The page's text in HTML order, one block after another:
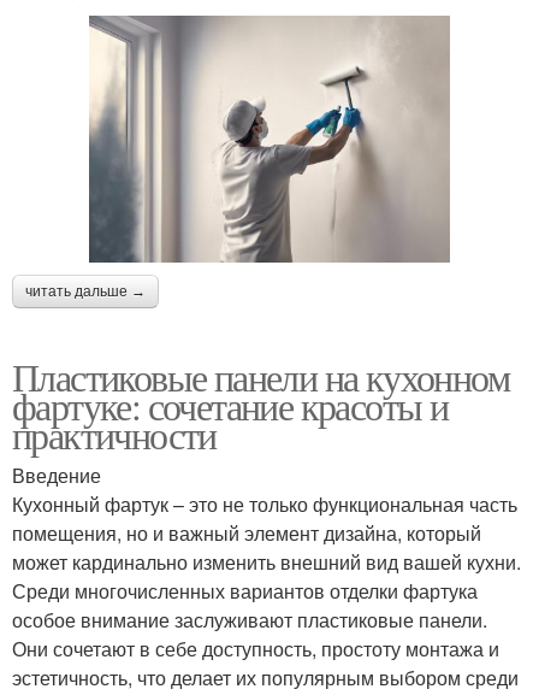
читать дальше →
Пластиковые панели на кухонном
фартуке: сочетание красоты и
практичности
Введение
Кухонный фартук – это не только функциональная часть
помещения, но и важный элемент дизайна, который
может кардинально изменить внешний вид вашей кухни.
Среди многочисленных вариантов отделки фартука
особое внимание заслуживают пластиковые панели.
Они сочетают в себе доступность, простоту монтажа и
эстетичность, что делает их популярным выбором среди